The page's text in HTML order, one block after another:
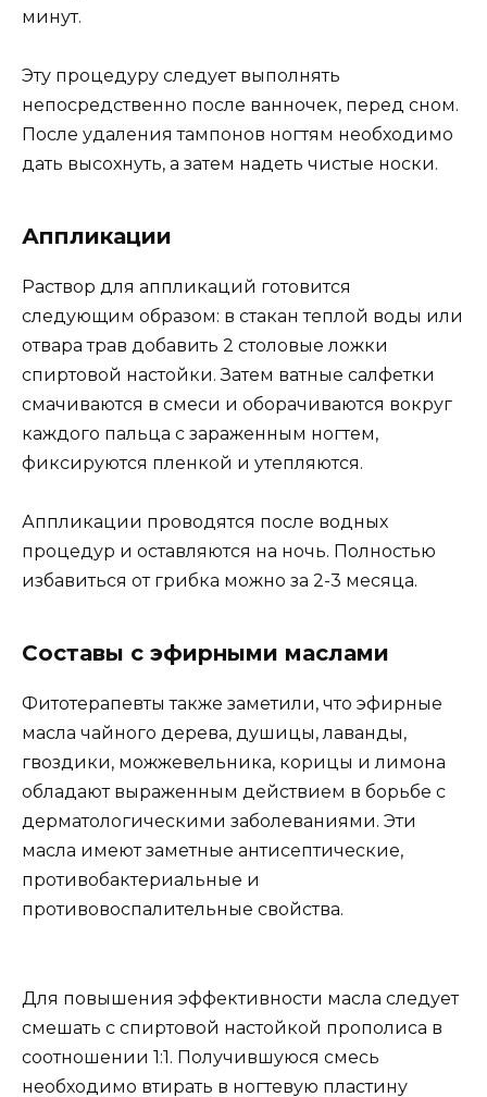
минут.
Эту процедуру следует выполнять
непосредственно после ванночек, перед сном.
После удаления тампонов ногтям необходимо
дать высохнуть, а затем надеть чистые носки.
Аппликации
Раствор для аппликаций готовится
следующим образом: в стакан теплой воды или
отвара трав добавить 2 столовые ложки
спиртовой настойки. Затем ватные салфетки
смачиваются в смеси и оборачиваются вокруг
каждого пальца с зараженным ногтем,
фиксируются пленкой и утепляются.
Аппликации проводятся после водных
процедур и оставляются на ночь. Полностью
избавиться от грибка можно за 2-3 месяца.
Составы с эфирными маслами
Фитотерапевты также заметили, что эфирные
масла чайного дерева, душицы, лаванды,
гвоздики, можжевельника, корицы и лимона
обладают выраженным действием в борьбе с
дерматологическими заболеваниями. Эти
масла имеют заметные антисептические,
противобактериальные и
противовоспалительные свойства.
Для повышения эффективности масла следует
смешать с спиртовой настойкой прополиса в
соотношении 1:1. Получившуюся смесь
необходимо втирать в ногтевую пластину